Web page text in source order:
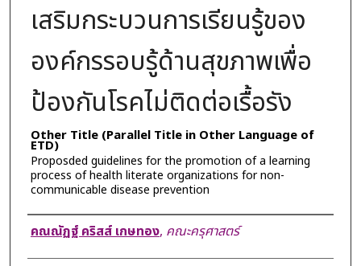
เสริมกระบวนการเรียนรู้ของ
องค์กรรอบรู้ด้านสุขภาพเพื่อ
ป้องกันโรคไม่ติดต่อเรื้อรัง
Other Title (Parallel Title in Other Language of
ETD)
Proposded guidelines for the promotion of a learning
process of health literate organizations for non-
communicable disease prevention
Author
คณณัฏฐ์ คริสส์ เกษทอง, คณะครุศาสตร์